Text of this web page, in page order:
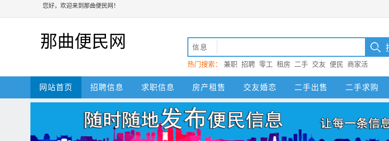
您好，欢迎来到那曲便民网！
那曲便民网 信息
热门搜索： 兼职 招聘 零工 租房 二手 交友 便民
商家活
动 那曲
网站首页 招聘信息 求职信息 房产租售 交友婚恋 二手出售 二手求购